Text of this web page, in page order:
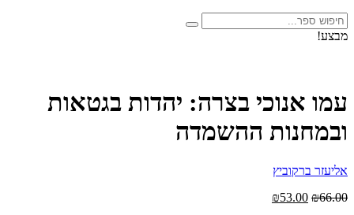
חיפוש:
חיפוש מבצע!
עמו אנוכי בצרה: יהדות בגטאות
ובמחנות ההשמדה
אליעזר ברקוביץ
₪66.00
המחיר₪53.00